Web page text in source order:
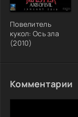
Повелитель
кукол: Ось зла
(2010)
Комментарии